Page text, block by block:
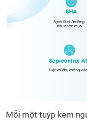
Mỗi một tuýp kem